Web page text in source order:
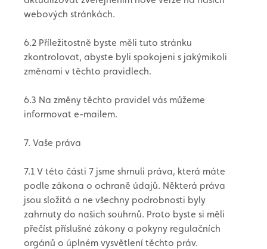
webových stránkách.
6.2 Příležitostně byste měli tuto stránku
zkontrolovat, abyste byli spokojeni s jakýmikoli
změnami v těchto pravidlech.
6.3 Na změny těchto pravidel vás můžeme
informovat e-mailem.
7. Vaše práva
7.1 V této části 7 jsme shrnuli práva, která máte
podle zákona o ochraně údajů. Některá práva
jsou složitá a ne všechny podrobnosti byly
zahrnuty do našich souhrnů. Proto byste si měli
přečíst příslušné zákony a pokyny regulačních
orgánů o úplném vysvětlení těchto práv.